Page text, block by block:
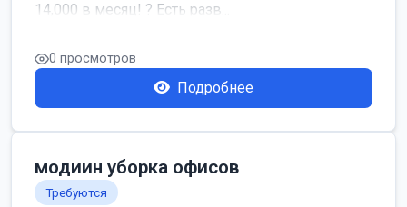
14,000 в месяц! ? Есть разв...
0 просмотров
Подробнее
модиин уборка офисов
Требуются